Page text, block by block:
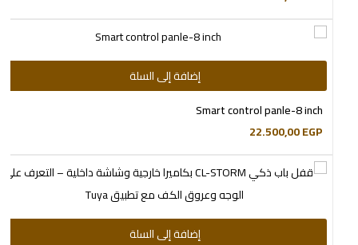
إضافة إلى السلة
Smart control panle-8 inch
22.500,00EGP
إضافة إلى السلة